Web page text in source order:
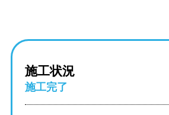
施工状況
施工完了